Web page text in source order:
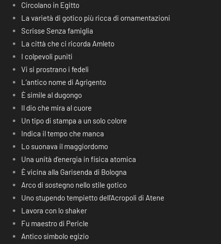
Circolano in Egitto
La varietà di gotico più ricca di ornamentazioni
Scrisse Senza famiglia
La città che ci ricorda Amleto
I colpevoli puniti
Vi si prostrano i fedeli
L’antico nome di Agrigento
È simile al dugongo
Il dio che mira al cuore
Un tipo di stampa a un solo colore
Indica il tempo che manca
Lo suonava il maggiordomo
Una unità d’energia in fisica atomica
È vicina alla Garisenda di Bologna
Arco di sostegno nello stile gotico
Uno stupendo tempietto dell’Acropoli di Atene
Lavora con lo shaker
Fu maestro di Pericle
Antico simbolo egizio